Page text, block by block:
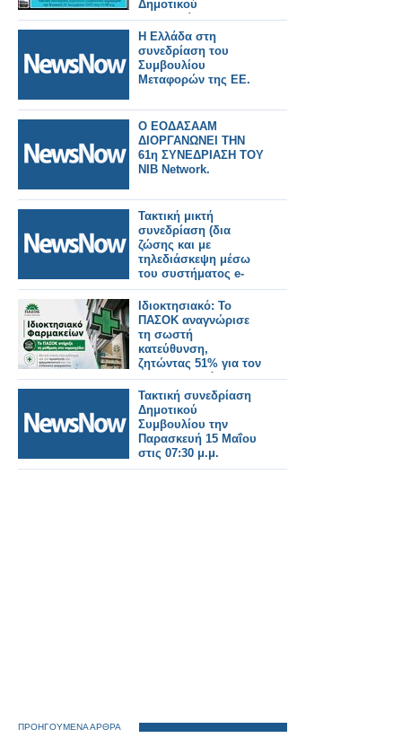
Δημοτικού
Συμβουλίου και της
Δημοτικής Επιτροπής
την Τετάρτη 1 Ιουλίου.
Η Ελλάδα στη
συνεδρίαση του
Συμβουλίου
Μεταφορών της ΕΕ.
Ο ΕΟΔΑΣΑΑΜ
ΔΙΟΡΓΑΝΩΝΕΙ ΤΗΝ
61η ΣΥΝΕΔΡΙΑΣΗ ΤΟΥ
NIB Network.
Τακτική μικτή
συνεδρίαση (δια
ζώσης και με
τηλεδιάσκεψη μέσω
του συστήματος e-
presence.gov.gr)
Δημοτικού
Συμβουλίου την Τρίτη
26 Μαΐου στις 07:00
μ.μ.
Ιδιοκτησιακό: Το
ΠΑΣΟΚ αναγνώρισε
τη σωστή
κατεύθυνση,
ζητώντας 51% για τον
φαρμακοποιό
Τακτική συνεδρίαση
Δημοτικού
Συμβουλίου την
Παρασκευή 15 Μαΐου
στις 07:30 μ.μ.
ΠΡΟΗΓΟΥΜΕΝΑ ΑΡΘΡΑ